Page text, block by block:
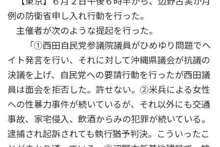
例の防衛省申し入れ行動を行った。
主催者が次のような提起を行った。
「①西田自民党参議院議員がひめゆり問題でヘ
イト発言を行い、それに対して沖縄県議会が抗議の
決議を上げ、自民党への要請行動を行ったが西田議
員は面会を拒否した。許せない。②米兵による女性
への性暴力事件が続いているが、それ以外にも交通
事故、家宅侵入、飲酒からみの犯罪が続いている。
逮捕され起訴されても執行猶予判決。こういったこ